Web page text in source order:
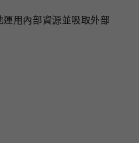
用內部資源並吸取外部